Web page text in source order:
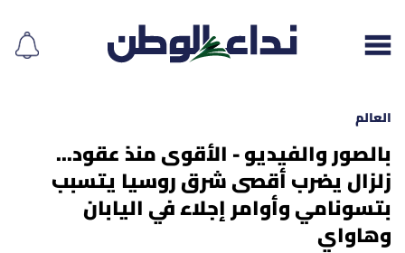
إقرأ الجريدة
لبنان
العالم
بالصور والفيديو - الأقوى منذ عقود...
زلزال يضرب أقصى شرق روسيا يتسبب
بتسونامي وأوامر إجلاء في اليابان
وهاواي